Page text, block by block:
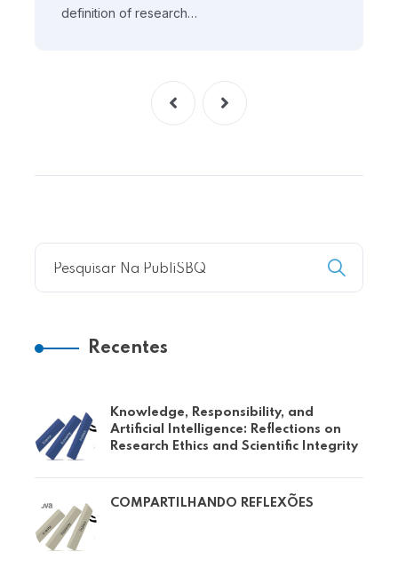
definition of research…
Recentes
Knowledge, Responsibility, and
Artificial Intelligence: Reflections on
Research Ethics and Scientific Integrity
COMPARTILHANDO REFLEXÕES